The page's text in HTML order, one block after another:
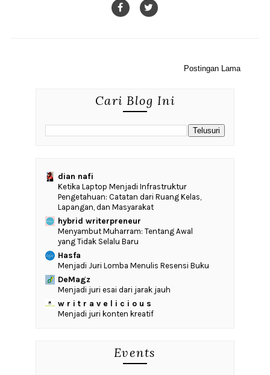
Postingan Lama
Cari Blog Ini
dian nafi
Ketika Laptop Menjadi Infrastruktur
Pengetahuan: Catatan dari Ruang Kelas,
Lapangan, dan Masyarakat
hybrid writerpreneur
Menyambut Muharram: Tentang Awal
yang Tidak Selalu Baru
Hasfa
Menjadi Juri Lomba Menulis Resensi Buku
DeMagz
Menjadi juri esai dari jarak jauh
w r i t r a v e l i c i o u s
Menjadi juri konten kreatif
Events